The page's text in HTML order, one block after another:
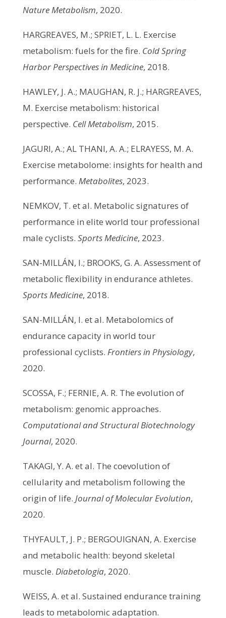
Nature Metabolism, 2020.
HARGREAVES, M.; SPRIET, L. L. Exercise
metabolism: fuels for the fire. Cold Spring
Harbor Perspectives in Medicine, 2018.
HAWLEY, J. A.; MAUGHAN, R. J.; HARGREAVES,
M. Exercise metabolism: historical
perspective. Cell Metabolism, 2015.
JAGURI, A.; AL THANI, A. A.; ELRAYESS, M. A.
Exercise metabolome: insights for health and
performance. Metabolites, 2023.
NEMKOV, T. et al. Metabolic signatures of
performance in elite world tour professional
male cyclists. Sports Medicine, 2023.
SAN-MILLÁN, I.; BROOKS, G. A. Assessment of
metabolic flexibility in endurance athletes.
Sports Medicine, 2018.
SAN-MILLÁN, I. et al. Metabolomics of
endurance capacity in world tour
professional cyclists. Frontiers in Physiology,
2020.
SCOSSA, F.; FERNIE, A. R. The evolution of
metabolism: genomic approaches.
Computational and Structural Biotechnology
Journal, 2020.
TAKAGI, Y. A. et al. The coevolution of
cellularity and metabolism following the
origin of life. Journal of Molecular Evolution,
2020.
THYFAULT, J. P.; BERGOUIGNAN, A. Exercise
and metabolic health: beyond skeletal
muscle. Diabetologia, 2020.
WEISS, A. et al. Sustained endurance training
leads to metabolomic adaptation.